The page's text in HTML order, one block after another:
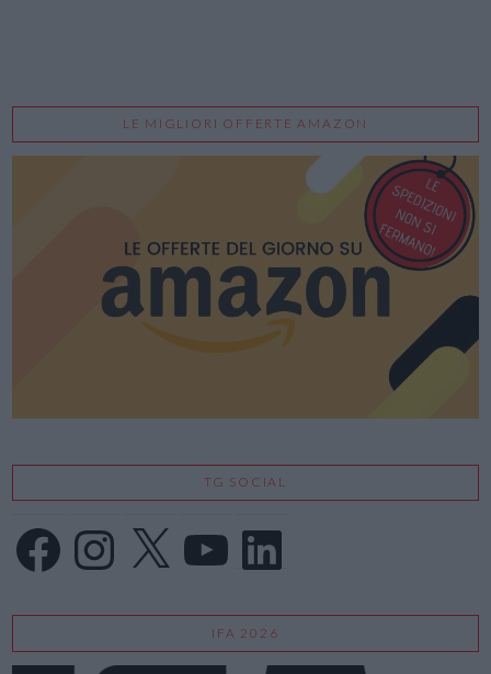
LE MIGLIORI OFFERTE AMAZON
TG SOCIAL
FacebookInstagram
X LinkedIn
IFA 2026